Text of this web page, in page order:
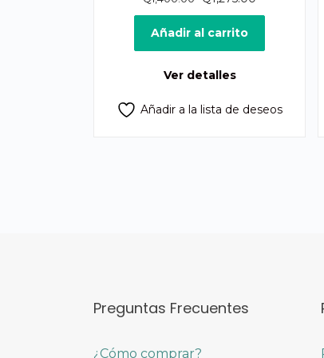
precio
original
era:
precio
es:
Añadir al carrito
Ver detalles
Añadir a la lista de deseos
Preguntas Frecuentes
¿Cómo comprar?